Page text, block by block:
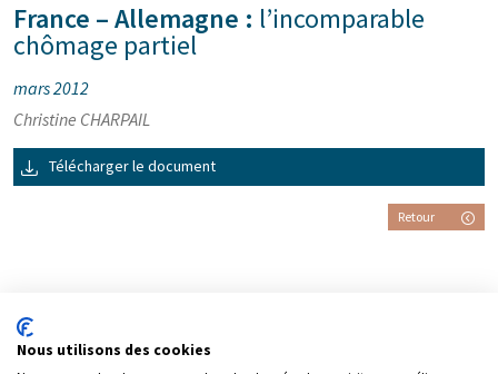
France – Allemagne : l’incomparable
chômage partiel
mars 2012
Christine CHARPAIL
Télécharger le document
Retour
Nous utilisons des cookies